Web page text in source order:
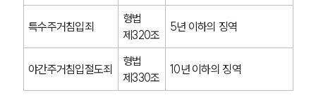
특수주거침입죄
형법
제320조
5년 이하의 징역
야간주거침입절도죄
형법
제330조
10년 이하의 징역